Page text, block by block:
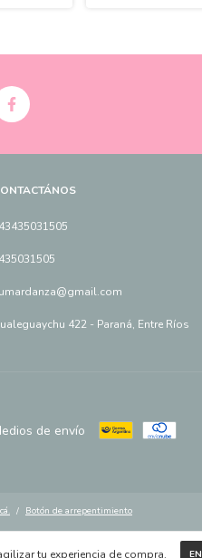
tu experiencia de compra.
422 - Paraná, Entre Ríos
de envío
/ Botón de arrepentimiento